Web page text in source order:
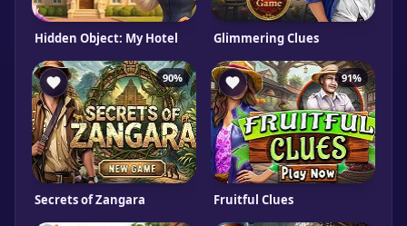
Hidden Object: My Hotel Glimmering Clues
90%
Secrets of Zangara
91%
Fruitful Clues